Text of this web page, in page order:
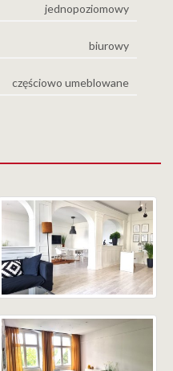
jednopoziomowy
biurowy
częściowo umeblowane